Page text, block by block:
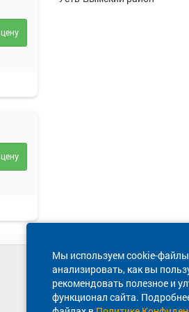
Мы используем cookie-
анализировать, как вы
рекомендовать полезное и
функционал сайта.
Техническая
8 800 600-